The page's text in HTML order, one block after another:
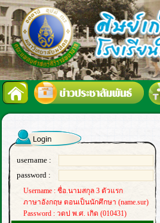
username :
password :
Username : ชื่อ.นามสกุล 3 ตัวแรก
ภาษาอังกฤษ ตอนเป็นนักศึกษา (name.sur)
Password : วดป พ.ศ. เกิด (010431)